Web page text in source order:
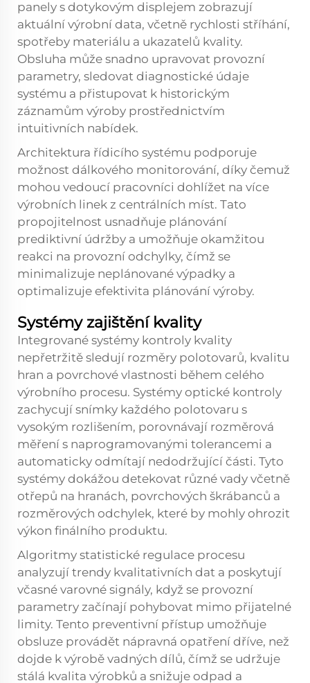
panely s dotykovým displejem zobrazují
aktuální výrobní data, včetně rychlosti stříhání,
spotřeby materiálu a ukazatelů kvality.
Obsluha může snadno upravovat provozní
parametry, sledovat diagnostické údaje
systému a přistupovat k historickým
záznamům výroby prostřednictvím
intuitivních nabídek.
Architektura řídicího systému podporuje
možnost dálkového monitorování, díky čemuž
mohou vedoucí pracovníci dohlížet na více
výrobních linek z centrálních míst. Tato
propojitelnost usnadňuje plánování
prediktivní údržby a umožňuje okamžitou
reakci na provozní odchylky, čímž se
minimalizuje neplánované výpadky a
optimalizuje efektivita plánování výroby.
Systémy zajištění kvality
Integrované systémy kontroly kvality
nepřetržitě sledují rozměry polotovarů, kvalitu
hran a povrchové vlastnosti během celého
výrobního procesu. Systémy optické kontroly
zachycují snímky každého polotovaru s
vysokým rozlišením, porovnávají rozměrová
měření s naprogramovanými tolerancemi a
automaticky odmítají nedodržující části. Tyto
systémy dokážou detekovat různé vady včetně
otřepů na hranách, povrchových škrábanců a
rozměrových odchylek, které by mohly ohrozit
výkon finálního produktu.
Algoritmy statistické regulace procesu
analyzují trendy kvalitativních dat a poskytují
včasné varovné signály, když se provozní
parametry začínají pohybovat mimo přijatelné
limity. Tento preventivní přístup umožňuje
obsluze provádět nápravná opatření dříve, než
dojde k výrobě vadných dílů, čímž se udržuje
stálá kvalita výrobků a snižuje odpad a